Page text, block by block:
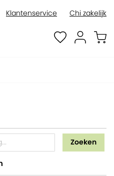
Klantenservice
Chi zakelijk
Zoeken